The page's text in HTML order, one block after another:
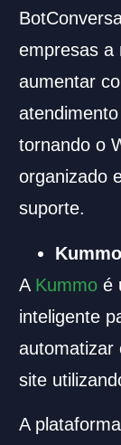
empresas a
aumentar
tornando o
organizado
suporte.
Kummo
A Kummo é
inteligente
automatizar
site
A